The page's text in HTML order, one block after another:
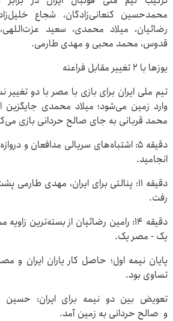
محمدحسین کنعانی‌زادگان، شجاع
رضائیان، میلاد محمدی، سعید
قدوس، محمد محبی و مهدی طارمی.
یوزها با ۲ تغییر مقابل فراعنه
تیم ملی ایران برای بازی با مصر با دو
وارد زمین می‌شود؛ میلاد محمدی
محمد قربانی به جای صالح حردانی بازی
دقیقه ۵: اشتباه‌های سریالی مدافعان و
انجامید.
دقیقه ۱۱: پنالتی برای ایران، مهدی
رفت.
دقیقه ۱۴: رامین رضائیان از بسته‌ترین
یک - مصر یک.
تساوی بود.
تعویض بین دو نیمه برای ایران: حسین
و صالح حردانی به زمین آمد.